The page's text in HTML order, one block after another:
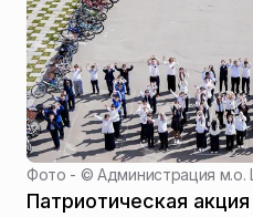
Фото - ©Администрация м.о.
Патриотическая